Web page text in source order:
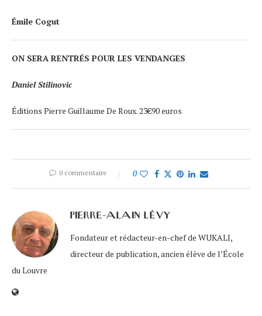
Émile Cogut
ON SERA RENTRÉS POUR LES VENDANGES
Daniel Stilinovic
Éditions Pierre Guillaume De Roux. 23€90 euros
0 commentaire 0
PIERRE-ALAIN LÉVY
Fondateur et rédacteur-en-chef de WUKALI,
directeur de publication, ancien élève de l’École
du Louvre